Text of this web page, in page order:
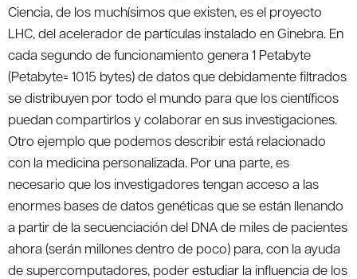
Ciencia, de los muchísimos que existen, es el proyecto
LHC, del acelerador de partículas instalado en Ginebra. En
cada segundo de funcionamiento genera 1 Petabyte
(Petabyte= 1015 bytes) de datos que debidamente filtrados
se distribuyen por todo el mundo para que los científicos
puedan compartirlos y colaborar en sus investigaciones.
Otro ejemplo que podemos describir está relacionado
con la medicina personalizada. Por una parte, es
necesario que los investigadores tengan acceso a las
enormes bases de datos genéticas que se están llenando
a partir de la secuenciación del DNA de miles de pacientes
ahora (serán millones dentro de poco) para, con la ayuda
de supercomputadores, poder estudiar la influencia de los